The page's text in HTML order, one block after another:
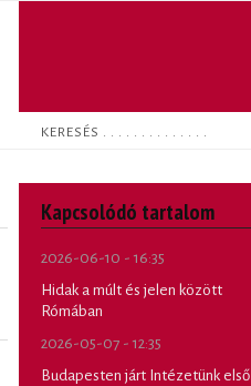
Keresés
Kapcsolódó tartalom
2026-06-10 - 16:35
Hidak a múlt és jelen között
Rómában
2026-05-07 - 12:35
Budapesten járt Intézetünk első